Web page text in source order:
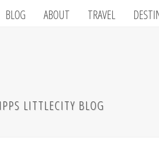
BLOG ABOUT TRAVEL
LITTLECITY BLOG